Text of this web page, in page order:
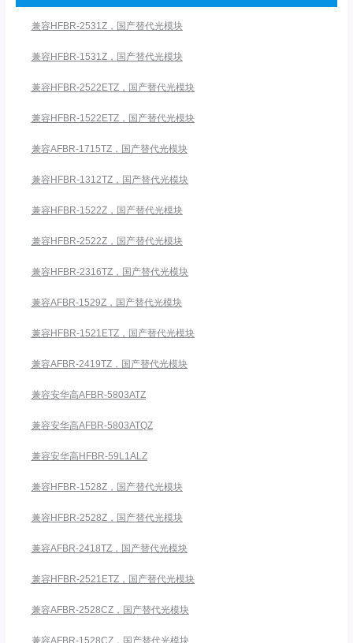
兼容HFBR-2531Z，国产替代光模块
兼容HFBR-1531Z，国产替代光模块
兼容HFBR-2522ETZ，国产替代光模块
兼容HFBR-1522ETZ，国产替代光模块
兼容AFBR-1715TZ，国产替代光模块
兼容HFBR-1312TZ，国产替代光模块
兼容HFBR-1522Z，国产替代光模块
兼容HFBR-2522Z，国产替代光模块
兼容HFBR-2316TZ，国产替代光模块
兼容AFBR-1529Z，国产替代光模块
兼容HFBR-1521ETZ，国产替代光模块
兼容AFBR-2419TZ，国产替代光模块
兼容安华高AFBR-5803ATZ
兼容安华高AFBR-5803ATQZ
兼容安华高HFBR-59L1ALZ
兼容HFBR-1528Z，国产替代光模块
兼容HFBR-2528Z，国产替代光模块
兼容AFBR-2418TZ，国产替代光模块
兼容HFBR-2521ETZ，国产替代光模块
兼容AFBR-2528CZ，国产替代光模块
兼容AFBR-1528CZ，国产替代光模块